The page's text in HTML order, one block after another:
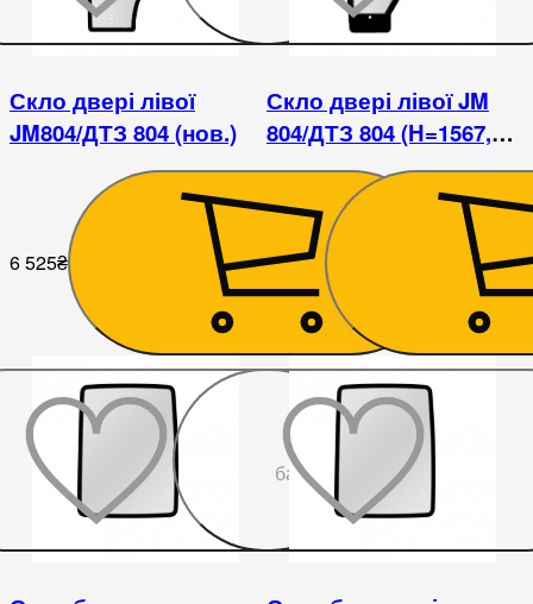
Скло двері лівої
JM804/ДТЗ 804 (нов.)
6 525₴
Скло двері лівої JM
804/ДТЗ 804 (H=1567,
L=760х830х350)
6 300₴
бажаного